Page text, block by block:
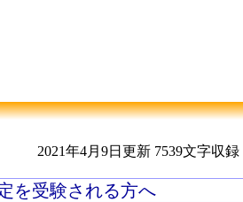
2021年4月9日更新 7539文字収録
を受験される方へ